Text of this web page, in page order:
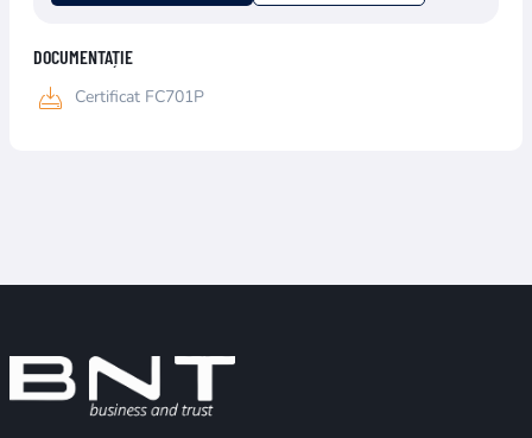
DOCUMENTAȚIE
Certificat FC701P